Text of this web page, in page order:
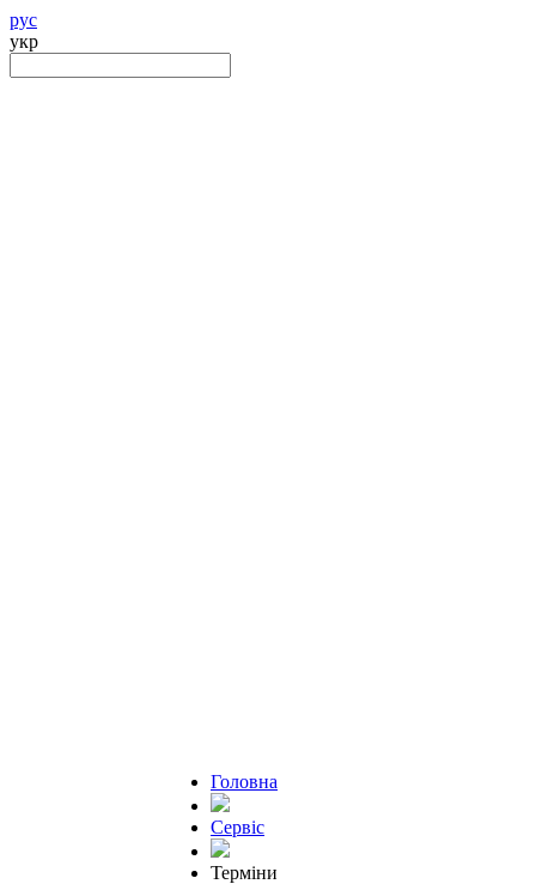
рус
укр
Головна
Сервіс
Терміни